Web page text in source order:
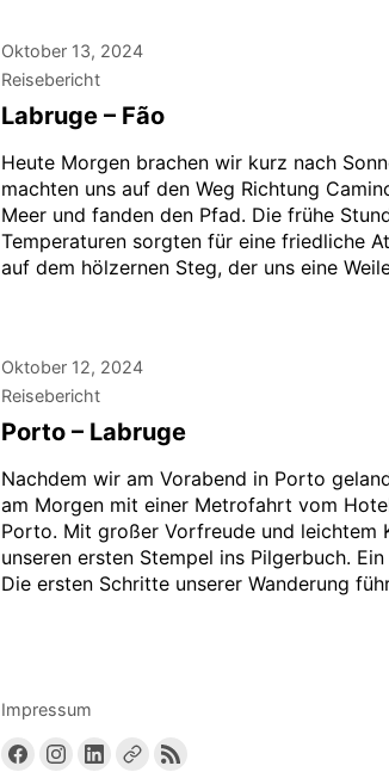
Oktober 13, 2024
Reisebericht
Labruge – Fão
Heute Morgen brachen wir kurz nach
machten uns auf den Weg Richtung
Meer und fanden den Pfad. Die frühe
Temperaturen sorgten für eine friedliche
auf dem hölzernen Steg, der uns eine
Oktober 12, 2024
Reisebericht
Porto – Labruge
Nachdem wir am Vorabend in Porto
am Morgen mit einer Metrofahrt vom
Porto. Mit großer Vorfreude und leichtem
unseren ersten Stempel ins Pilgerbuch.
Die ersten Schritte unserer Wanderung
Impressum